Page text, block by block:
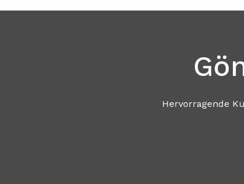
Hervorragende Kurpflege,
Genießen Sie